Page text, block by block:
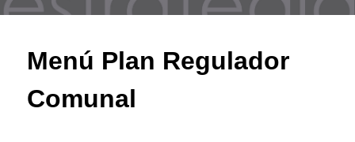
Menú Plan Regulador
Comunal